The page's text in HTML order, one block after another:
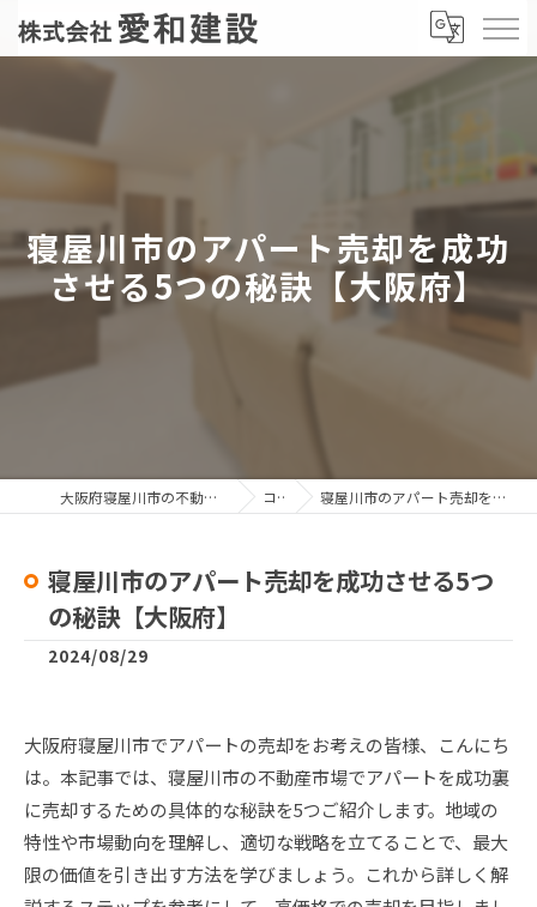
寝屋川市のアパート売却を成功
させる5つの秘訣【大阪府】
大阪府寝屋川市の不動産売却なら株式会社愛和建設 コラム 寝屋川市のアパート売却を成功させる5つの秘訣【大阪府】
寝屋川市のアパート売却を成功させる5つ
の秘訣【大阪府】
2024/08/29
大阪府寝屋川市でアパートの売却をお考えの皆様、こんにち
は。本記事では、寝屋川市の不動産市場でアパートを成功裏
に売却するための具体的な秘訣を5つご紹介します。地域の
特性や市場動向を理解し、適切な戦略を立てることで、最大
限の価値を引き出す方法を学びましょう。これから詳しく解